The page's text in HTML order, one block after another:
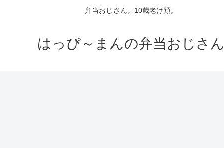
弁当おじさん。10歳老け顔。
はっぴ～まんの弁当おじさん